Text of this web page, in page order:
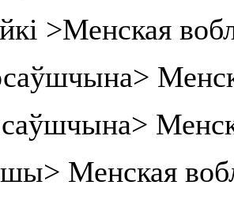
>Менская
Менская